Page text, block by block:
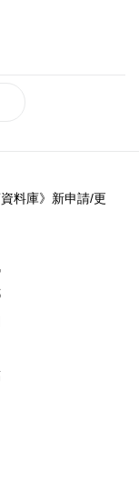
資料庫》新申請/更